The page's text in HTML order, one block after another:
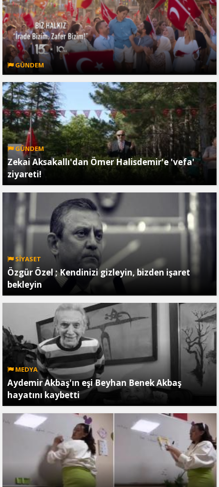
GÜNDEM
GÜNDEM
Zekai Aksakallı'dan Ömer Halisdemir'e 'vefa'
ziyareti!
SİYASET
Özgür Özel ; Kendinizi gizleyin, bizden işaret
bekleyin
MEDYA
Aydemir Akbaş'ın eşi Beyhan Benek Akbaş
hayatını kaybetti